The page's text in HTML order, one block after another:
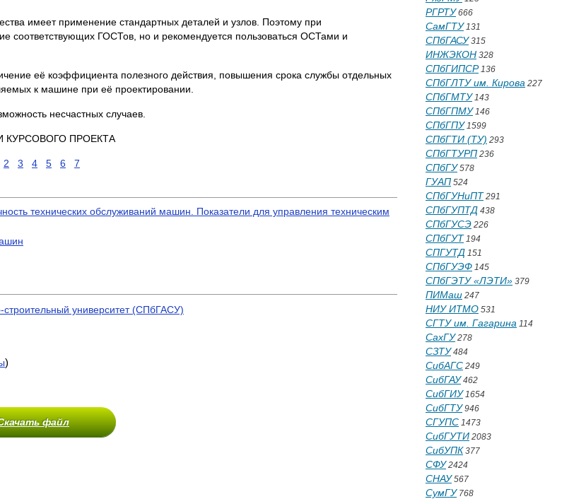
имеет применение стандартных деталей и узлов. Поэтому при
соответствующих ГОСТов, но и рекомендуется пользоваться ОСТами и
её коэффициента полезного действия, повышения срока службы отдельных
к машине при её проектировании.
несчастных случаев.
КУРСОВОГО ПРОЕКТА
2 3 4 5 6 7
технических обслуживаний машин. Показатели для управления техническим
строительный университет (СПбГАСУ)
)
файл
РГРТУ666
СамГТУ131
СПбГАСУ315
ИНЖЭКОН 328
СПбГИПСР136
СПбГЛТУ им. Кирова 227
СПбГМТУ143
СПбГПМУ146
СПбГПУ1599
СПбГТИ (ТУ) 293
СПбГТУРП 236
СПбГУ578
ГУАП 524
СПбГУНиПТ 291
СПбГУПТД 438
СПбГУСЭ 226
СПбГУТ 194
СПГУТД 151
СПбГУЭФ 145
СПбГЭТУ «ЛЭТИ» 379
ПИМаш 247
НИУ ИТМО 531
СГТУ им. Гагарина 114
СахГУ278
СЗТУ484
СибАГС 249
СибГАУ462
СибГИУ1654
СибГТУ946
СГУПС 1473
СибГУТИ 2083
СибУПК 377
СФУ2424
СНАУ567
СумГУ768